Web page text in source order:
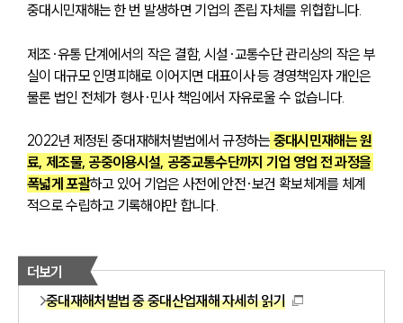
중대시민재해는 한 번 발생하면 기업의 존립 자체를 위협합니다.
제조·유통 단계에서의 작은 결함, 시설·교통수단 관리상의 작은 부
실이 대규모 인명피해로 이어지면 대표이사 등 경영책임자 개인은
물론 법인 전체가 형사·민사 책임에서 자유로울 수 없습니다.
2022년 제정된 중대재해처벌법에서 규정하는 중대시민재해는 원
료, 제조물, 공중이용시설, 공중교통수단까지 기업 영업 전 과정을
폭넓게 포괄하고 있어 기업은 사전에 안전·보건 확보체계를 체계
적으로 수립하고 기록해야만 합니다.
더보기
중대재해처벌법 중 중대산업재해 자세히 읽기